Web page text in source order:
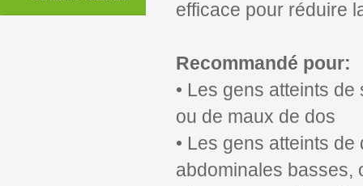
efficace pour réduire
Recommandé pour:
• Les gens atteints
ou de maux de dos
• Les gens atteints
abdominales basses,